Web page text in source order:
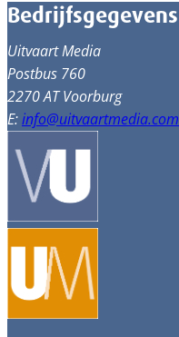
Bedrijfsgegevens
Uitvaart Media
Postbus 760
2270 AT Voorburg
E:info@uitvaartmedia.com